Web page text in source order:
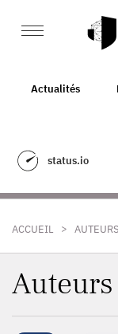
Actualités
status.io
ACCUEIL > AUTEURS
Auteurs